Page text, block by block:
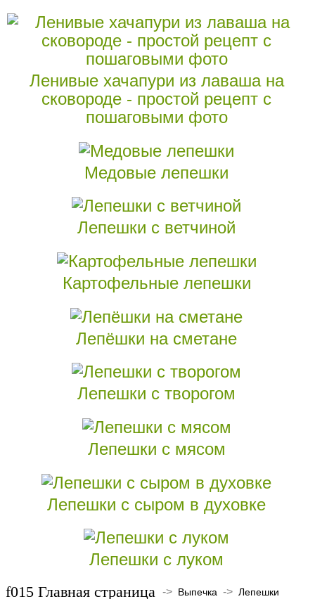
Ленивые хачапури из лаваша на
сковороде - простой рецепт с
пошаговыми фото
Медовые лепешки
Лепешки с ветчиной
Картофельные лепешки
Лепёшки на сметане
Лепешки с творогом
Лепешки с мясом
Лепешки с сыром в духовке
Лепешки с луком
Главная страница -> Выпечка ->Лепешки